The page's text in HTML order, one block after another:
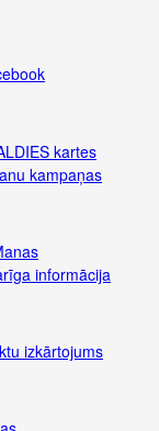
kartes
kampaņas
informācija
izkārtojums